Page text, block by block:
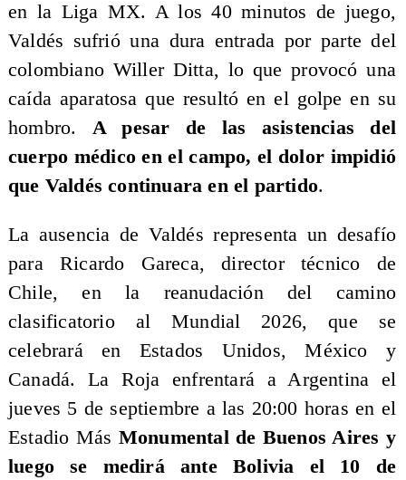
en la Liga MX. A los 40 minutos de juego,
Valdés sufrió una dura entrada por parte del
colombiano Willer Ditta, lo que provocó una
caída aparatosa que resultó en el golpe en su
hombro. A pesar de las asistencias del
cuerpo médico en el campo, el dolor impidió
que Valdés continuara en el partido.
La ausencia de Valdés representa un desafío
para Ricardo Gareca, director técnico de
Chile, en la reanudación del camino
clasificatorio al Mundial 2026, que se
celebrará en Estados Unidos, México y
Canadá. La Roja enfrentará a Argentina el
jueves 5 de septiembre a las 20:00 horas en el
Estadio Más Monumental de Buenos Aires y
luego se medirá ante Bolivia el 10 de